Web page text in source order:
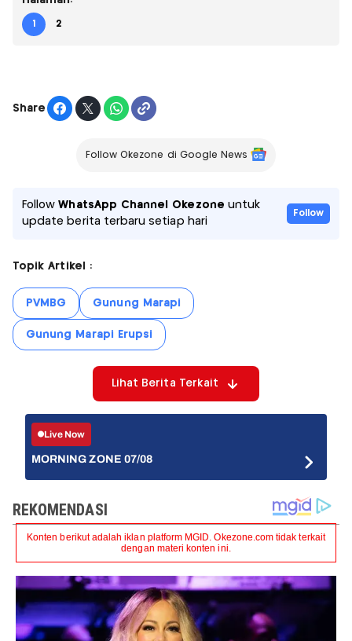
1 2
Share
Follow Okezone di Google News
FollowWhatsApp Channel Okezone untuk
update berita terbaru setiap hari
Follow
Topik Artikel :
PVMBG Gunung Marapi
Gunung Marapi Erupsi
Lihat Berita Terkait
Live Now
MORNING ZONE 07/08